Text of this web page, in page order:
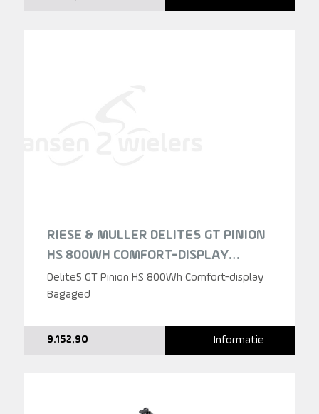
RIESE & MULLER DELITE5 GT PINION
HS 800WH COMFORT-DISPLAY
BAGAGED STONE GREY HEREN 2025
Delite5 GT Pinion HS 800Wh Comfort-display
Bagaged
9.152,90 Informatie